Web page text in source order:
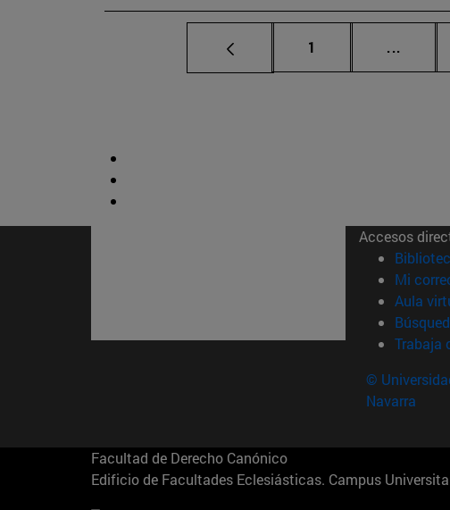
Página
1 ...
Accesos
Mi
Aula
Trabaja
©
Navarra
Facultad de Derecho Canónico
Edificio de Facultades Eclesiásticas. Campus